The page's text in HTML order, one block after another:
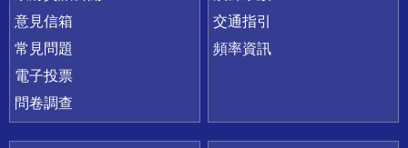
意見信箱
常見問題
電子投票
問卷調查
交通指引
頻率資訊